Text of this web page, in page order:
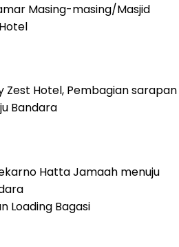
Masing-masing/Masjid
Zest Hotel, Pembagian sarapan
Bandara
Hatta Jamaah menuju
Loading Bagasi